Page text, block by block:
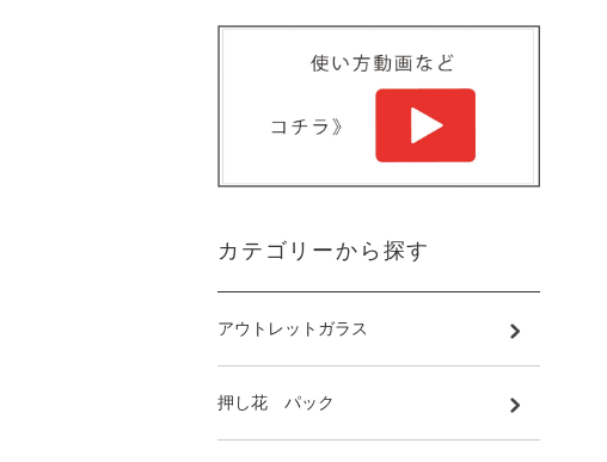
カテゴリーから探す
アウトレットガラス
押し花 パック